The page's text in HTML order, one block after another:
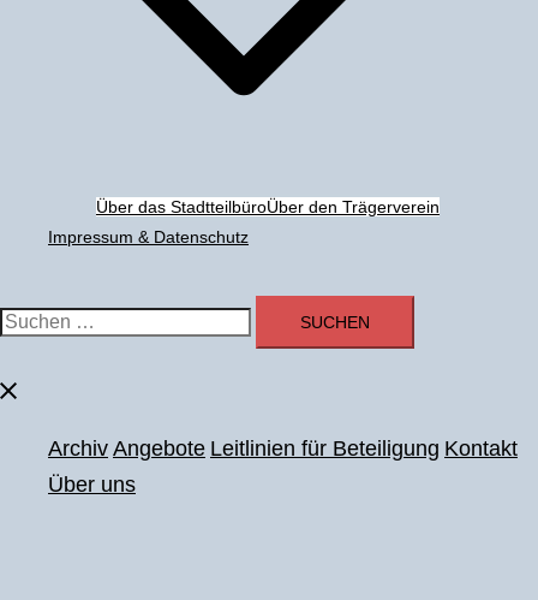
Über das StadtteilbüroÜber den Trägerverein
Impressum & Datenschutz
Suchen
Menü
Archiv Angebote Leitlinien für Beteiligung Kontakt
Über uns